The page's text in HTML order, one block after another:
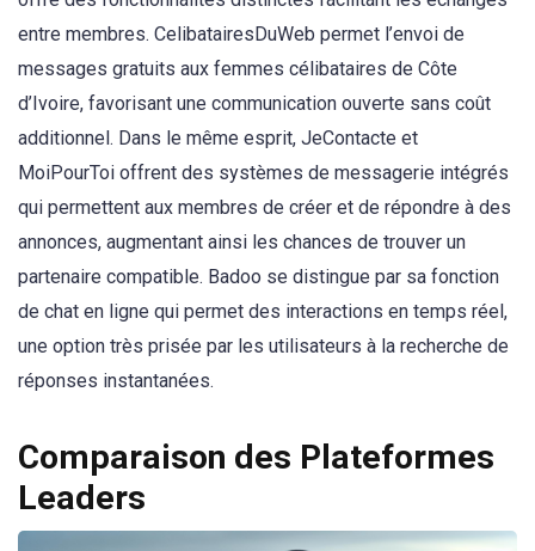
entre membres. CelibatairesDuWeb permet l’envoi de
messages gratuits aux femmes célibataires de Côte
d’Ivoire, favorisant une communication ouverte sans coût
additionnel. Dans le même esprit, JeContacte et
MoiPourToi offrent des systèmes de messagerie intégrés
qui permettent aux membres de créer et de répondre à des
annonces, augmentant ainsi les chances de trouver un
partenaire compatible. Badoo se distingue par sa fonction
de chat en ligne qui permet des interactions en temps réel,
une option très prisée par les utilisateurs à la recherche de
réponses instantanées.
Comparaison des Plateformes
Leaders